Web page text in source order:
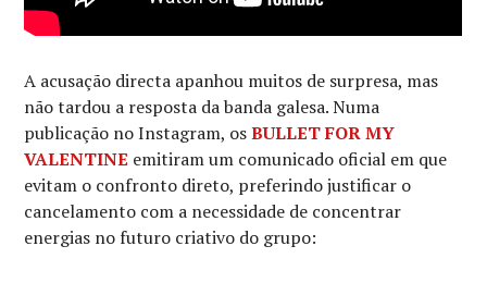
A acusação directa apanhou muitos de surpresa, mas
não tardou a resposta da banda galesa. Numa
publicação no Instagram, osBULLET FOR MY
VALENTINE emitiram um comunicado oficial em que
evitam o confronto direto, preferindo justificar o
cancelamento com a necessidade de concentrar
energias no futuro criativo do grupo: